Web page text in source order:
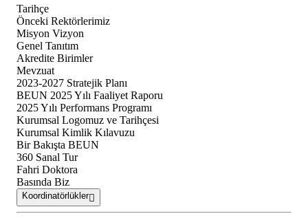
Tarihçe
Önceki Rektörlerimiz
Misyon Vizyon
Genel Tanıtım
Akredite Birimler
Mevzuat
2023-2027 Stratejik Planı
BEUN 2025 Yılı Faaliyet Raporu
2025 Yılı Performans Programı
Kurumsal Logomuz ve Tarihçesi
Kurumsal Kimlik Kılavuzu
Bir Bakışta BEUN
360 Sanal Tur
Fahri Doktora
Basında Biz
Koordinatörlükler